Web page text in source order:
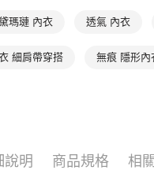
瑪璉 內衣 透氣 內衣
細肩帶穿搭 無痕 隱形內
說明 商品規格 相